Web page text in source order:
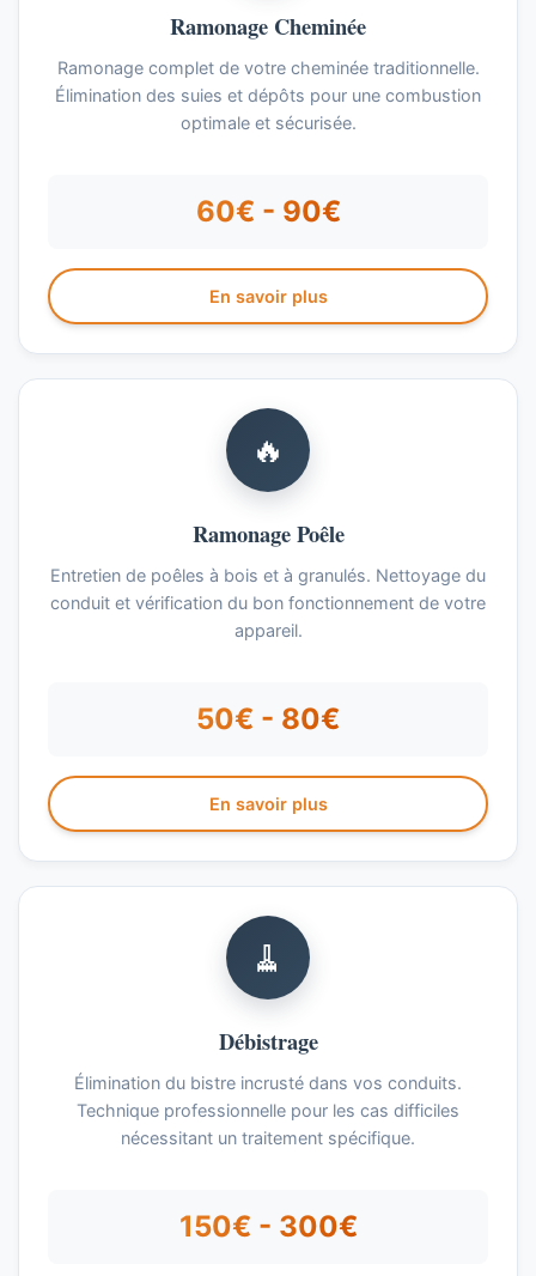
Ramonage Cheminée
Ramonage complet de votre cheminée traditionnelle.
Élimination des suies et dépôts pour une combustion
optimale et sécurisée.
60€ - 90€
En savoir plus
🔥
Ramonage Poêle
Entretien de poêles à bois et à granulés. Nettoyage du
conduit et vérification du bon fonctionnement de votre
appareil.
50€ - 80€
En savoir plus
🧹
Débistrage
Élimination du bistre incrusté dans vos conduits.
Technique professionnelle pour les cas difficiles
nécessitant un traitement spécifique.
150€ - 300€